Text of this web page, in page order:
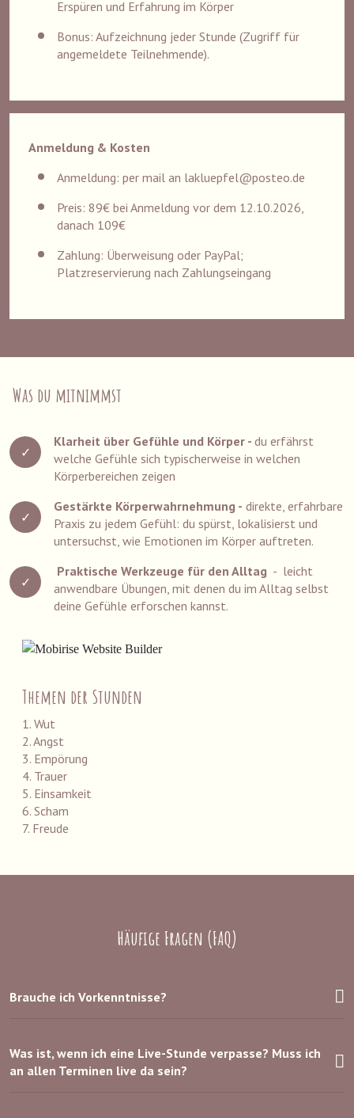
Erspüren und Erfahrung im Körper
Bonus: Aufzeichnung jeder Stunde (Zugriff für
angemeldete Teilnehmende).
Anmeldung & Kosten
Anmeldung: per mail an lakluepfel@posteo.de
Preis: 89€ bei Anmeldung vor dem 12.10.2026,
danach 109€
Zahlung: Überweisung oder PayPal;
Platzreservierung nach Zahlungseingang
Was du mitnimmst
Klarheit über Gefühle und Körper - du erfährst
welche Gefühle sich typischerweise in welchen
Körperbereichen zeigen
Gestärkte Körperwahrnehmung - direkte, erfahrbare
Praxis zu jedem Gefühl: du spürst, lokalisierst und
untersuchst, wie Emotionen im Körper auftreten.
Praktische Werkzeuge für den Alltag - leicht
anwendbare Übungen, mit denen du im Alltag selbst
deine Gefühle erforschen kannst.
Themen der Stunden
1. Wut
2. Angst
3. Empörung
4. Trauer
5. Einsamkeit
6. Scham
7. Freude
Häufige Fragen (FAQ)
Brauche ich Vorkenntnisse?
Was ist, wenn ich eine Live-Stunde verpasse? Muss ich
an allen Terminen live da sein?